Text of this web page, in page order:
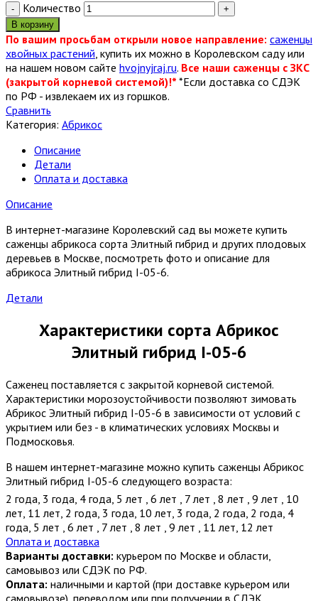
Количество
В корзину
По вашим просьбам открыли новое направление: саженцы
хвойных растений, купить их можно в Королевском саду или
на нашем новом сайте hvojnyjraj.ru. Все наши саженцы с ЗКС
(закрытой корневой системой)!* *Если доставка со СДЭК
по РФ - извлекаем их из горшков.
Сравнить
Категория: Абрикос
Описание
Детали
Оплата и доставка
Описание
В интернет-магазине Королевский сад вы можете купить
саженцы абрикоса сорта Элитный гибрид и других плодовых
деревьев в Москве, посмотреть фото и описание для
абрикоса Элитный гибрид I-05-6.
Детали
Характеристики сорта Абрикос
Элитный гибрид I-05-6
Саженец поставляется с закрытой корневой системой.
Характеристики морозоустойчивости позволяют зимовать
Абрикос Элитный гибрид I-05-6 в зависимости от условий с
укрытием или без - в климатических условиях Москвы и
Подмосковья.
В нашем интернет-магазине можно купить саженцы Абрикос
Элитный гибрид I-05-6 следующего возраста:
2 года 3 года 4 года 5 лет 6 лет 7 лет 8 лет 9 лет
10
лет 11 лет 2 года 3 года 10 лет 3 года 2 года 2 года 4
года 5 лет 6 лет 7 лет 8 лет 9 лет 11 лет 12 лет
Оплата и доставка
Варианты доставки: курьером по Москве и области,
самовывоз или СДЭК по РФ.
Оплата: наличными и картой (при доставке курьером или
самовывозе), переводом или при получении в СДЭК.